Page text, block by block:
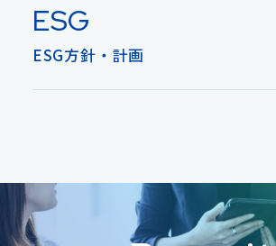
ESG
ESG方針・計画